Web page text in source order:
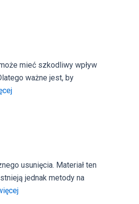
warto
wiedzieć?
mieć szkodliwy wpływ
ważne jest, by
:
styropianu
usunięcia. Materiał ten
jednak metody na
: